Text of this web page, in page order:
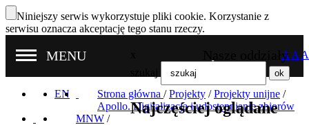
Niniejszy serwis wykorzystuje pliki cookie. Korzystanie z
serwisu oznacza akceptację tego stanu rzeczy.
Nasze oddziały
MENU
Najczęściej oglądane
A A A
EN Strona główna / Projekty /Projekty unijne /
Apollo. Digitalizacja i udostępnianie zbiorów
MNW /